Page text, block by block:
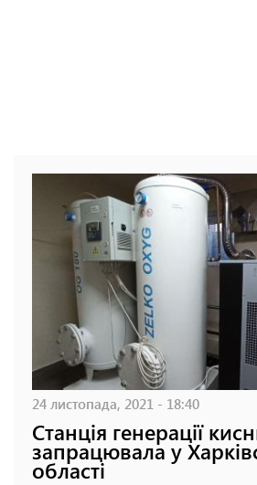
24 листопада, 2021 - 18:40
Станція генерації
запрацювала у
області